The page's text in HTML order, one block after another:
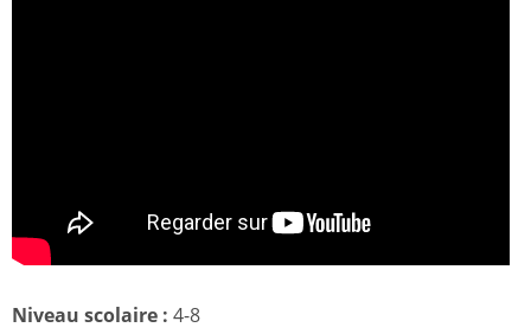
Niveau scolaire : 4-8